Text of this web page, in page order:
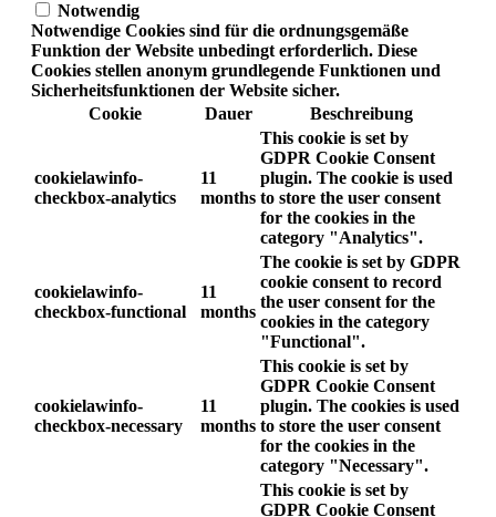
Notwendig
Notwendige Cookies sind für die ordnungsgemäße
Funktion der Website unbedingt erforderlich. Diese
Cookies stellen anonym grundlegende Funktionen und
Sicherheitsfunktionen der Website sicher.
Cookie
Dauer Beschreibung
cookielawinfo-
checkbox-analytics
11
months
This cookie is set by
GDPR Cookie Consent
plugin. The cookie is used
to store the user consent
for the cookies in the
category "Analytics".
cookielawinfo-
checkbox-functional
11
months
The cookie is set by GDPR
cookie consent to record
the user consent for the
cookies in the category
"Functional".
cookielawinfo-
checkbox-necessary
11
months
This cookie is set by
GDPR Cookie Consent
plugin. The cookies is used
to store the user consent
for the cookies in the
category "Necessary".
This cookie is set by
GDPR Cookie Consent